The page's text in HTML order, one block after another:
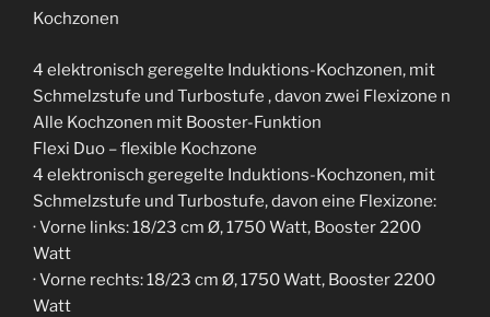
Kochzonen
4 elektronisch geregelte Induktions-Kochzonen, mit
Schmelzstufe und Turbostufe , davon zwei Flexizone n
Alle Kochzonen mit Booster-Funktion
Flexi Duo – flexible Kochzone
4 elektronisch geregelte Induktions-Kochzonen, mit
Schmelzstufe und Turbostufe, davon eine Flexizone:
· Vorne links: 18/23 cm Ø, 1750 Watt, Booster 2200
Watt
· Vorne rechts: 18/23 cm Ø, 1750 Watt, Booster 2200
Watt